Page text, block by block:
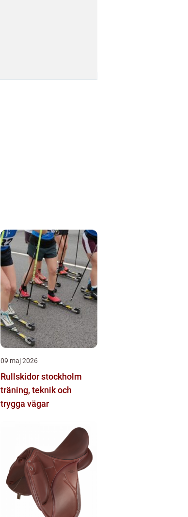
09 maj 2026
Rullskidor stockholm
träning, teknik och
trygga vägar